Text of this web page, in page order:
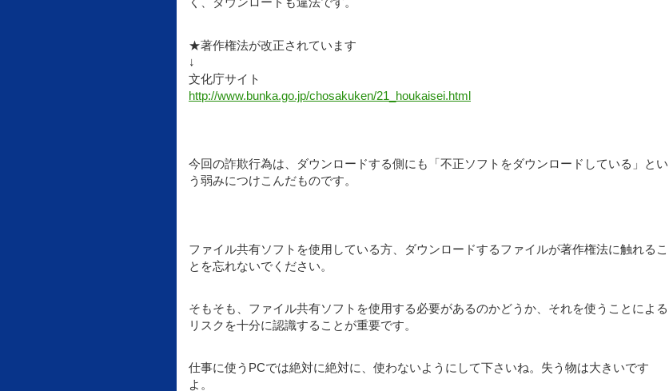
★著作権法が改正されています
↓
文化庁サイト
http://www.bunka.go.jp/chosakuken/21_houkaisei.html
今回の詐欺行為は、ダウンロードする側にも「不正ソフトをダウンロードしている」とい
う弱みにつけこんだものです。
ファイル共有ソフトを使用している方、ダウンロードするファイルが著作権法に触れるこ
とを忘れないでください。
そもそも、ファイル共有ソフトを使用する必要があるのかどうか、それを使うことによる
リスクを十分に認識することが重要です。
仕事に使うPCでは絶対に絶対に、使わないようにして下さいね。失う物は大きいです
よ。